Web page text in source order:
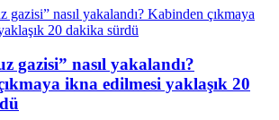
gazisi” nasıl yakalandı?
ikna edilmesi yaklaşık 20